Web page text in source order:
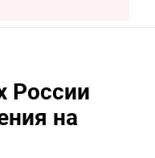
России
на